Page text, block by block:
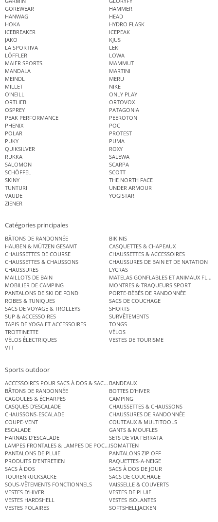
GOREWEAR
HAMMER
HANWAG
HEAD
HOKA
HYDRO FLASK
ICEBREAKER
ICEPEAK
JAKO
KJUS
LA SPORTIVA
LEKI
LÖFFLER
LOWA
MAIER SPORTS
MAMMUT
MANDALA
MARTINI
MEINDL
MERU
MILLET
NIKE
O'NEILL
ONLY PLAY
ORTLIEB
ORTOVOX
OSPREY
PATAGONIA
PEAK PERFORMANCE
PEEROTON
PHENIX
POC
POLAR
PROTEST
PUKY
PUMA
QUIKSILVER
ROXY
RUKKA
SALEWA
SALOMON
SCARPA
SCHÖFFEL
SCOTT
SKINY
THE NORTH FACE
TUNTURI
UNDER ARMOUR
VAUDE
YOGISTAR
ZIENER
Catégories principales
BÂTONS DE RANDONNÉE
BIKINIS
HAUBEN & MÜTZEN GESAMT
CASQUETTES & CHAPEAUX
CHAUSSETTES DE COURSE
CHAUSSETTES & ACCESSOIRES
CHAUSSETTES & CHAUSSONS
CHAUSSURES DE BAIN ET DE NATATION
CHAUSSURES
LYCRAS
MAILLOTS DE BAIN
MATELAS GONFLABLES ET ANIMAUX
MOBILIER DE CAMPING
MONTRES & TRAQUEURS SPORT
PANTALONS DE SKI DE FOND
PORTE-BÉBÉS DE RANDONNÉE
ROBES & TUNIQUES
SACS DE COUCHAGE
SACS DE VOYAGE & TROLLEYS
SHORTS
SUP & ACCESSOIRES
SURVÊTEMENTS
TAPIS DE YOGA ET ACCESSOIRES
TONGS
TROTTINETTE
VÉLOS
VÉLOS ÉLECTRIQUES
VESTES DE TOURISME
VTT
Sports outdoor
ACCESSOIRES POUR SACS À DOS & SACS ÉTANCHES
BANDEAUX
BÂTONS DE RANDONNÉE
BOTTES D’HIVER
CAGOULES & ÉCHARPES
CAMPING
CASQUES D’ESCALADE
CHAUSSETTES & CHAUSSONS
CHAUSSONS-ESCALADE
CHAUSSURES DE RANDONNÉE
COUPE-VENT
COUTEAUX & MULTITOOLS
ESCALADE
GANTS & MOUFLES
HARNAIS D’ESCALADE
SETS DE VIA FERRATA
LAMPES FRONTALES & LAMPES DE POCHEISOMATTEN
PANTALONS DE PLUIE
PANTALONS ZIP OFF
PRODUITS D’ENTRETIEN
RAQUETTES-A-NEIGE
SACS À DOS
SACS À DOS DE JOUR
TOURENRUCKSÄCKE
SACS DE COUCHAGE
SOUS-VÊTEMENTS FONCTIONNELS
VAISSELLE & COUVERTS
VESTES D’HIVER
VESTES DE PLUIE
VESTES HARDSHELL
VESTES ISOLANTES
VESTES POLAIRES
SOFTSHELLJACKEN